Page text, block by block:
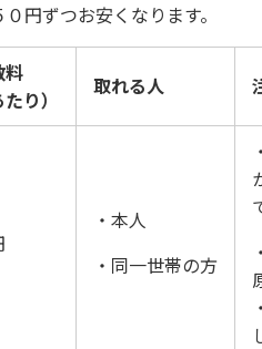
円ずつお安くなります。
料
り）
取れる人
・本人
・同一世帯の方